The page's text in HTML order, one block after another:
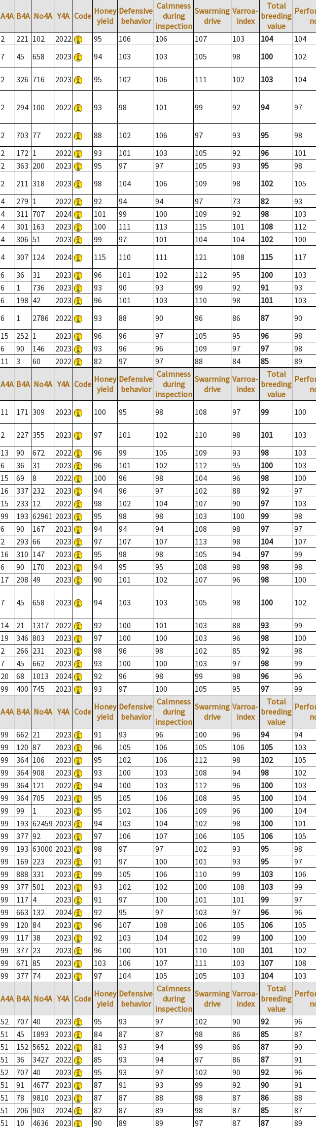
A4A B4A No4A Y4A Code Honey
yield
Defensive
behavior
Calmness
during
inspection
Swarming
drive
Varroa-
index
Total
breeding
value
2 221 102 2022 95 106 106 107 103 104
104
7 45 658 2023 94 103 103 105 98 100 102
2 326 716 2023 95 102 106 111 102 103 104
2 294 100 2022 93 98 101 99 92 94 97
2 703 77 2022 88 102 106 97 93 95
98
2 172 1 2022 93 101 103 105 92 96
101
2 363 200 2023 95 97 97 105 93 95
98
2 211 318 2023 98 104 106 109 98 102
105
4 279 1 2022 92 94 94 97 73 82
93
4 311 707 2024 101 99 100 109 92 98
103
4 301 163 2023 100 111 113 115 101 108
112
4 306 51 2023 99 97 101 104 104 102
100
4 307 124 2024 115 110 111 121 108 115
117
6 36 31 2023 96 101 102 112 95 100
103
6 1 736 2023 93 90 93 99 92 91
93
6 198 42 2023 96 101 103 110 98 101
103
6 1 2786 2022 93 88 90 96 86 87
90
15 252 1 2023 96 96 97 105 95 96
98
6 90 146 2023 93 96 96 109 97 97
98
11 3 60 2022 82 97 97 88 84 85 89
A4A B4A No4A Y4A Code Honey
yield
Defensive
behavior
Calmness
during
inspection
Swarming
drive
Varroa-
index
Total
breeding
value
11 171 309 2023 100 95 98 108 97 99 100
2 227 355 2023 97 101 102 110 98 101
103
13 90 672 2022 96 99 105 109 93 98
103
6 36 31 2023 96 101 102 112 95 100
103
15 69 8 2022 100 96 98 104 96 98
100
16 337 232 2023 94 96 97 102 88 92
97
15 233 12 2022 98 102 104 107 90 97
103
99 193 62961 2023 95 98 98 103 100 99
98
6 90 167 2023 94 94 94 108 98 97
97
2 293 66 2023 97 107 107 113 98 104
107
16 310 147 2023 95 98 98 105 94 97
99
6 90 170 2023 94 95 95 108 98 98
98
17 208 49 2023 90 101 102 107 96 98 100
7 45 658 2023 94 103 103 105 98 100 102
14 21 1317 2022 92 100 101 103 88 93
99
19 346 803 2023 97 100 100 103 96 98
100
2 266 231 2023 98 96 98 102 85 92
98
7 45 662 2023 93 100 100 103 97 98
99
20 68 1013 2024 92 96 98 99 98 96
96
99 400 745 2023 93 97 100 105 95 97 99
A4A B4A No4A Y4A Code Honey
yield
Defensive
behavior
Calmness
during
inspection
Swarming
drive
Varroa-
index
Total
breeding
value
99 662 21 2023 91 93 96 100 96 94
94
99 120 87 2023 96 105 106 105 106 105
103
99 364 106 2023 95 102 106 112 98 102
105
99 364 908 2023 93 100 103 108 94 98
102
99 364 121 2022 94 100 103 112 96 100
103
99 364 705 2023 95 105 106 108 95 100
104
99 99 1 2023 95 102 106 109 96 100
104
99 193 62459 2023 94 103 104 102 98 100
101
99 377 92 2023 97 106 107 106 105 106
105
99 193 63000 2023 98 97 97 102 93 95
98
99 169 223 2023 91 97 100 101 93 95
97
99 888 331 2023 99 105 106 110 99 103
106
99 377 501 2023 93 102 102 100 108 103
99
99 117 4 2023 91 97 100 101 101 99
97
99 663 132 2024 92 95 97 103 97 96
96
99 120 84 2023 96 107 108 106 105 106
105
99 117 38 2023 92 103 104 102 99 100
100
99 377 23 2023 96 100 101 110 100 101
102
99 671 85 2023 103 106 107 111 103 107
108
99 377 74 2023 97 104 105 105 103 104 103
A4A B4A No4A Y4A Code Honey
yield
Defensive
behavior
Calmness
during
inspection
Swarming
drive
Varroa-
index
Total
breeding
value
52 707 40 2023 95 93 97 102 90 92
96
51 45 1893 2023 84 87 87 98 86 85
87
51 152 5652 2022 81 93 94 99 86 87
90
51 36 3427 2022 85 93 94 97 86 87
91
52 707 40 2023 95 93 97 102 90 92
96
51 91 4677 2023 87 91 93 99 92 90
91
51 78 9810 2023 87 87 88 98 87 86
88
51 206 903 2024 82 87 89 98 87 85
87
51 10 4636 2023 90 89 89 97 87 87 89